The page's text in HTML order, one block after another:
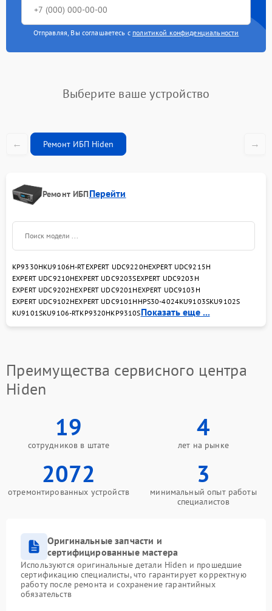
Отправляя, Вы соглашаетесь с политикой конфиденциальности
Выберите ваше устройство
← Ремонт ИБП Hiden →
Ремонт ИБППерейти
KP9330HKU9106H-RTEXPERT UDC9220HEXPERT UDC9215H
EXPERT UDC9210HEXPERT UDC9203SEXPERT UDC9203H
EXPERT UDC9202HEXPERT UDC9201H EXPERT UDC9103H
EXPERT UDC9102HEXPERT UDC9101H HPS30-4024KU9103SKU9102S
KU9101SKU9106-RTKP9320HKP9310SПоказать еще ...
Преимущества сервисного центра
Hiden
19
сотрудников в штате
4
лет на рынке
2072
отремонтированных устройств
3
минимальный опыт работы
специалистов
Оригинальные запчасти и
сертифицированные мастера
Используются оригинальные детали Hiden и прошедшие
сертификацию специалисты, что гарантирует корректную
работу после ремонта и сохранение гарантийных
обязательств